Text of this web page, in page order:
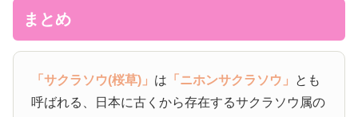
まとめ
「サクラソウ(桜草)」 は 「ニホンサクラソウ」 とも
呼ばれる、日本に古くから存在するサクラソウ属の